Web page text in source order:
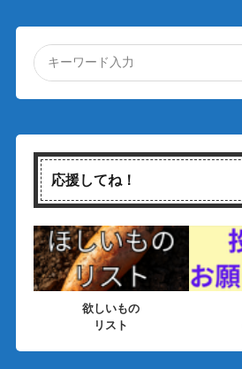
応援してね！
欲しいもの
リスト